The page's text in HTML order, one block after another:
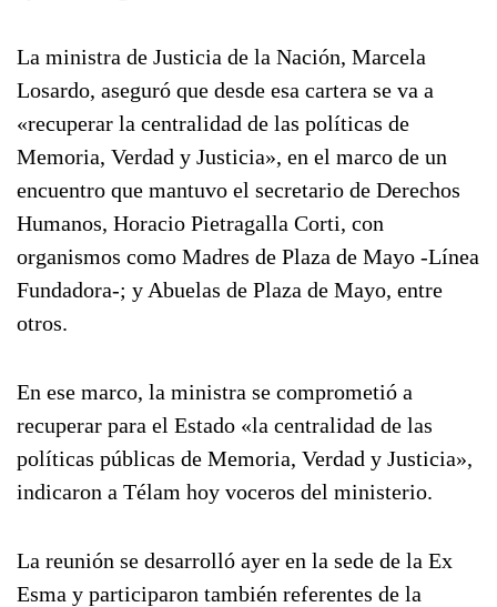
La ministra de Justicia de la Nación, Marcela
Losardo, aseguró que desde esa cartera se va a
«recuperar la centralidad de las políticas de
Memoria, Verdad y Justicia», en el marco de un
encuentro que mantuvo el secretario de Derechos
Humanos, Horacio Pietragalla Corti, con
organismos como Madres de Plaza de Mayo -Línea
Fundadora-; y Abuelas de Plaza de Mayo, entre
otros.
En ese marco, la ministra se comprometió a
recuperar para el Estado «la centralidad de las
políticas públicas de Memoria, Verdad y Justicia»,
indicaron a Télam hoy voceros del ministerio.
La reunión se desarrolló ayer en la sede de la Ex
Esma y participaron también referentes de la